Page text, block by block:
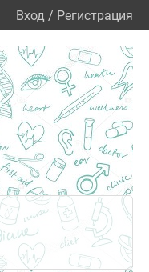
Вход / Регистрация